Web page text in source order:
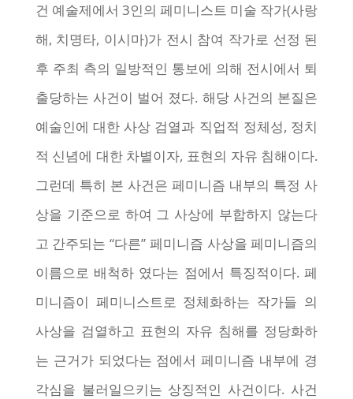
건 예술제에서 3인의 페미니스트 미술 작가(사랑
해, 치명타, 이시마)가 전시 참여 작가로 선정 된
후 주최 측의 일방적인 통보에 의해 전시에서 퇴
출당하는 사건이 벌어 졌다. 해당 사건의 본질은
예술인에 대한 사상 검열과 직업적 정체성, 정치
적 신념에 대한 차별이자, 표현의 자유 침해이다.
그런데 특히 본 사건은 페미니즘 내부의 특정 사
상을 기준으로 하여 그 사상에 부합하지 않는다
고 간주되는 “다른” 페미니즘 사상을 페미니즘의
이름으로 배척하 였다는 점에서 특징적이다. 페
미니즘이 페미니스트로 정체화하는 작가들 의
사상을 검열하고 표현의 자유 침해를 정당화하
는 근거가 되었다는 점에서 페미니즘 내부에 경
각심을 불러일으키는 상징적인 사건이다. 사건